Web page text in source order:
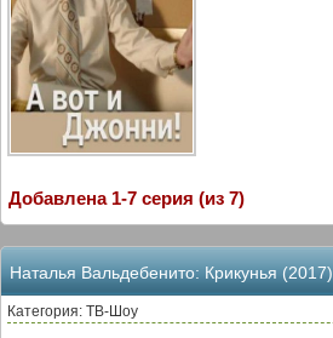
Добавлена 1-7 серия (из 7)
Наталья Вальдебенито: Крикунья (2017)
Категория: ТВ-Шоу